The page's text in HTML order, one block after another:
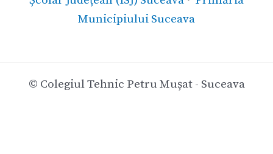
Municipiului Suceava
© Colegiul Tehnic Petru Mușat - Suceava